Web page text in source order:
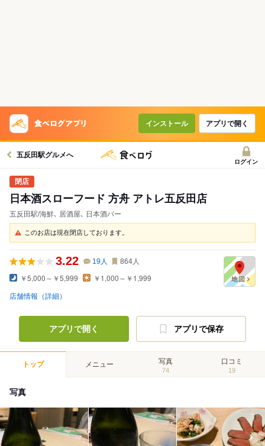
インストール アプリで開く
五反田駅グルメへ
ログイン
日本酒スローフード 方舟 アトレ五反田店
五反田駅/海鮮､ 居酒屋､ 日本酒バー
このお店は現在閉店しております。
3.22 19人 864人
￥5,000～￥5,999 ￥1,000～￥1,999
店舗情報（詳細）
アプリで開く アプリで保存
トップ メニュー 写真
74
口コミ
19
写真